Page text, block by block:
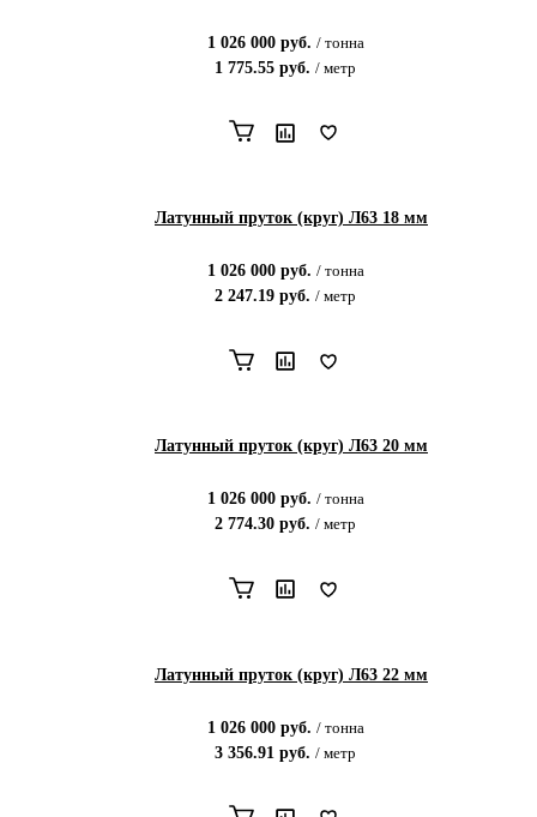
1 026 000руб. / тонна
1 775.55 руб. / метр
Латунный пруток (круг) Л63 18 мм
1 026 000руб. / тонна
2 247.19 руб. / метр
Латунный пруток (круг) Л63 20 мм
1 026 000руб. / тонна
2 774.30 руб. / метр
Латунный пруток (круг) Л63 22 мм
1 026 000руб. / тонна
3 356.91 руб. / метр